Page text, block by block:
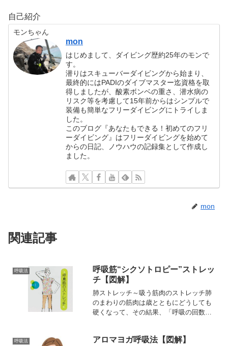
自己紹介
モンちゃん
mon
はじめまして、ダイビング歴約25年のモンで
す。
潜りはスキューバーダイビングから始まり、
最終的にはPADIのダイブマスター迄資格を取
得しましたが、酸素ボンベの重さ、潜水病の
リスク等を考慮して15年前からはシンプルで
装備も簡単なフリーダイビングにトライしま
した。
このブログ『あなたもできる！初めてのフリ
ーダイビング』はフリーダイビングを始めて
からの日記、ノウハウの記録集として作成し
ました。
mon
関連記事
呼吸法
呼吸筋“シクソトロピー”ストレッ
チ【図解】
肺ストレッチ～吸う筋肉のストレッチ肺
のまわりの筋肉は歳とともにどうしても
硬くなって、その結果、「呼吸の回数」
きが本来のしなやかさを取り戻すと、逆
呼吸法 アロマヨガ呼吸法【図解】